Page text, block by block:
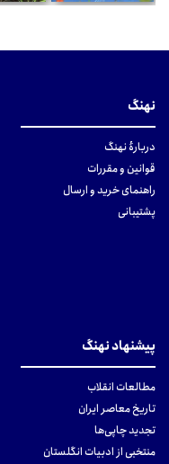
نهنگ
دربارهٔ نهنگ
قوانین و مقررات
راهنمای خرید و ارسال
پشتیبانی
پیشنهاد نهنگ
مطالعات انقلاب
تاریخ معاصر ایران
تجدید چاپی‌ها
منتخبی از ادبیات انگلستان